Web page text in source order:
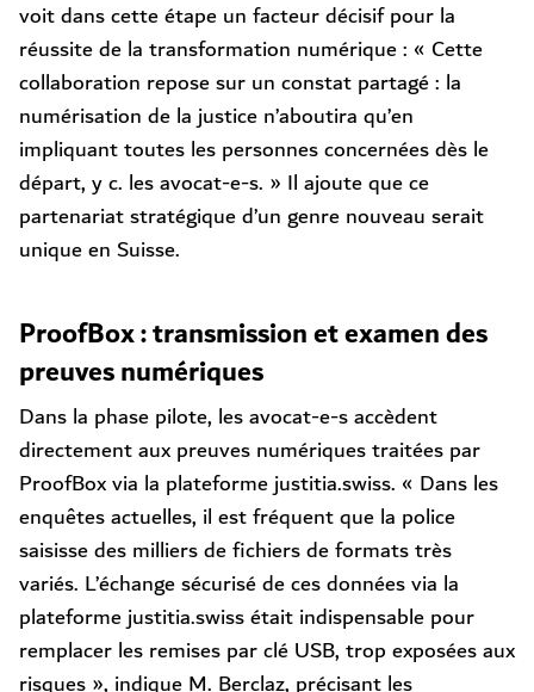
voit dans cette étape un facteur décisif pour la
réussite de la transformation numérique : « Cette
collaboration repose sur un constat partagé : la
numérisation de la justice n’aboutira qu’en
impliquant toutes les personnes concernées dès le
départ, y c. les avocat-e-s. » Il ajoute que ce
partenariat stratégique d’un genre nouveau serait
unique en Suisse.
ProofBox : transmission et examen des
preuves numériques
Dans la phase pilote, les avocat-e-s accèdent
directement aux preuves numériques traitées par
ProofBox via la plateforme justitia.swiss. « Dans les
enquêtes actuelles, il est fréquent que la police
saisisse des milliers de fichiers de formats très
variés. L’échange sécurisé de ces données via la
plateforme justitia.swiss était indispensable pour
remplacer les remises par clé USB, trop exposées aux
risques », indique M. Berclaz, précisant les